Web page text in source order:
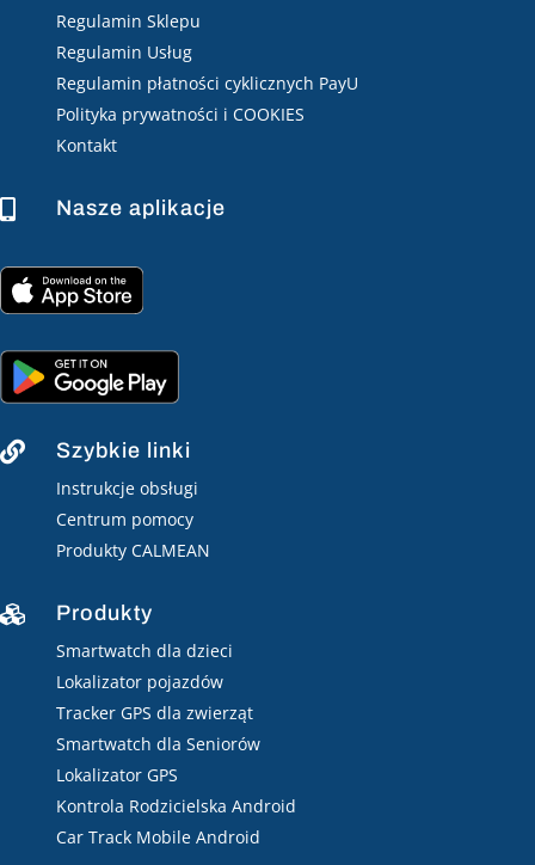
Regulamin Sklepu
Regulamin Usług
Regulamin płatności cyklicznych PayU
Polityka prywatności i COOKIES
Kontakt
 Nasze aplikacje
 Szybkie linki
Instrukcje obsługi
Centrum pomocy
Produkty CALMEAN
 Produkty
Smartwatch dla dzieci
Lokalizator pojazdów
Tracker GPS dla zwierząt
Smartwatch dla Seniorów
Lokalizator GPS
Kontrola Rodzicielska Android
Car Track Mobile Android